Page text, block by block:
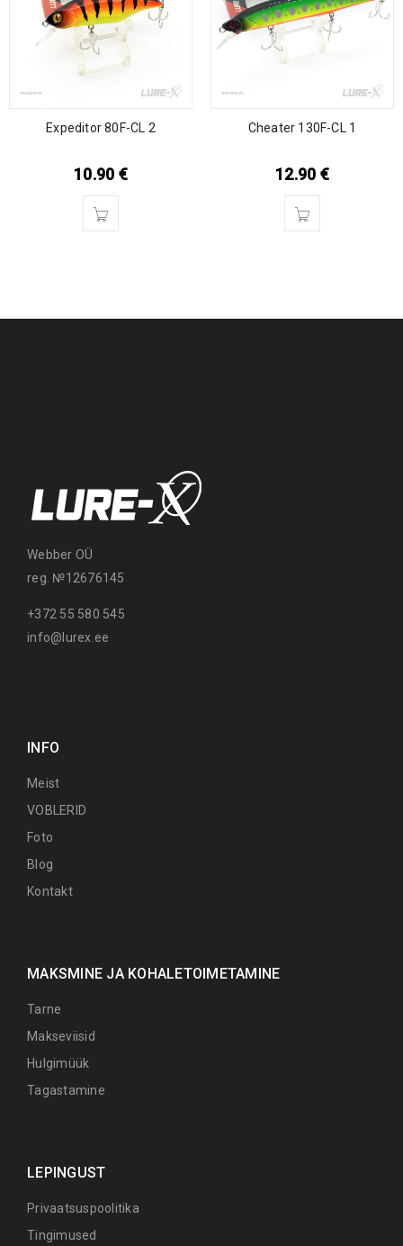
Expeditor 80F-CL 2
10.90 €
Cheater 130F-CL 1
12.90 €
Webber OÜ
reg. №12676145
+372 55 580 545
info@lurex.ee
INFO
Meist
VOBLERID
Foto
Blog
Kontakt
MAKSMINE JA KOHALETOIMETAMINE
Tarne
Makseviisid
Hulgimüük
Tagastamine
LEPINGUST
Privaatsuspoolitika
Tingimused